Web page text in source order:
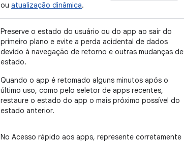
ou atualização dinâmica.
Preserve o estado do usuário ou do app ao sair do
primeiro plano e evite a perda acidental de dados
devido à navegação de retorno e outras mudanças de
estado.
Quando o app é retomado alguns minutos após o
último uso, como pelo seletor de apps recentes,
restaure o estado do app o mais próximo possível do
estado anterior.
No Acesso rápido aos apps, represente corretamente